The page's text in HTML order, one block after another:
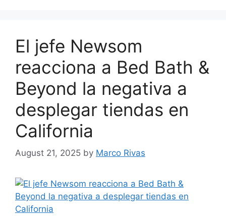
El jefe Newsom
reacciona a Bed Bath &
Beyond la negativa a
desplegar tiendas en
California
August 21, 2025 by Marco Rivas